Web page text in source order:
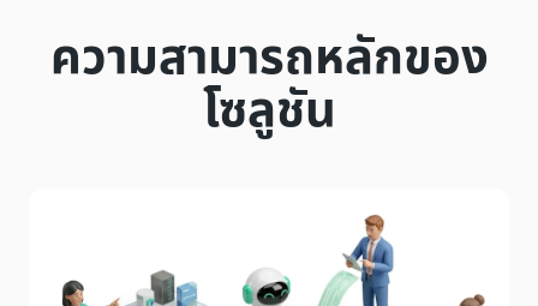
ความสามารถหลักของ
โซลูชัน